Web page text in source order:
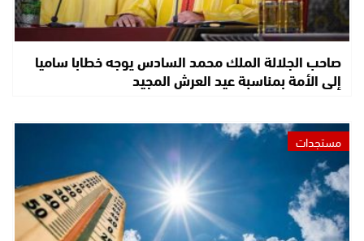
صاحب الجلالة الملك محمد السادس يوجه خطابا ساميا
إلى الأمة بمناسبة عيد العرش المجيد
مستجدات